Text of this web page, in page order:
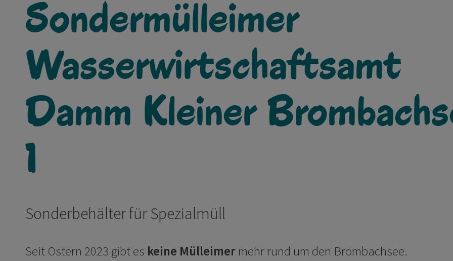
Sondermülleimer
Wasserwirtschaftsamt
Damm Kleiner
1
Sonderbehälter für Spezialmüll
Seit Ostern 2023 gibt es keine Mülleimer mehr rund um den Brombachsee.